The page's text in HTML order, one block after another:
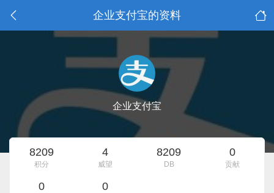
企业支付宝的资料
企业支付宝
8209
积分
4
威望
8209
DB
0
贡献
0 0